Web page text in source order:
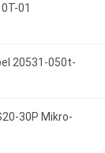
01
20531-050t-
30P Mikro-